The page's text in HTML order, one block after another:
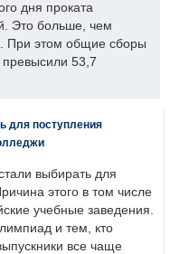
дня проката
Это больше, чем
При этом общие сборы
53,7
для поступления
выбирать для
этого в том числе
учебные заведения.
и тем, кто
все чаще